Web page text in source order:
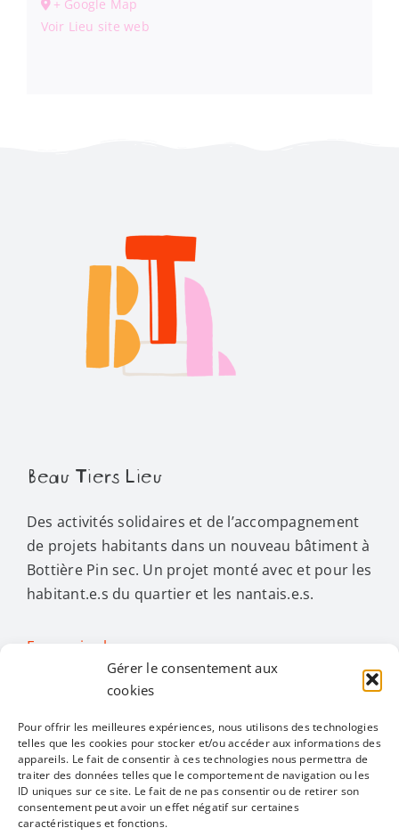
Gérer le consentement aux
cookies
Pour offrir les meilleures expériences, nous utilisons des technologies
telles que les cookies pour stocker et/ou accéder aux informations des
appareils. Le fait de consentir à ces technologies nous permettra de
traiter des données telles que le comportement de navigation ou les
ID uniques sur ce site. Le fait de ne pas consentir ou de retirer son
consentement peut avoir un effet négatif sur certaines
caractéristiques et fonctions.
+ Google Map
Voir Lieu site web
Beau Tiers Lieu
Des activités solidaires et de l’accompagnement
de projets habitants dans un nouveau bâtiment à
Bottière Pin sec. Un projet monté avec et pour les
habitant.e.s du quartier et les nantais.e.s.
En savoir plus…
Toggle
Navigation
Toutes les activités
Restons en contact